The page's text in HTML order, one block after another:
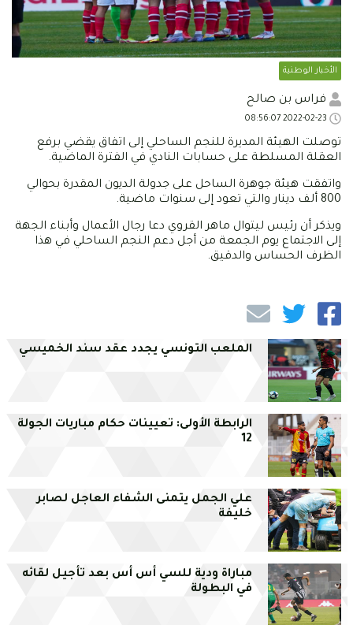
الأخبار الوطنية
فراس بن صالح
توصلت الهيئة المديرة للنجم الساحلي إلى اتفاق يقضي برفع
العقلة المسلطة على حسابات النادي في الفترة الماضية.
واتفقت هيئة جوهرة الساحل على جدولة الديون المقدرة بحوالي
800 ألف دينار والتي تعود إلى سنوات ماضية.
ويذكر أن رئيس ليتوال ماهر القروي دعا رجال الأعمال وأبناء الجهة
إلى الاجتماع يوم الجمعة من أجل دعم النجم الساحلي في هذا
الظرف الحساس والدقيق.
الملعب التونسي يجدد عقد سند الخميسي
الرابطة الأولى: تعيينات حكام مباريات الجولة
12
علي الجمل يتمنى الشفاء العاجل لصابر
خليفة
مباراة ودية للسي أس أس بعد تأجيل لقائه
في البطولة